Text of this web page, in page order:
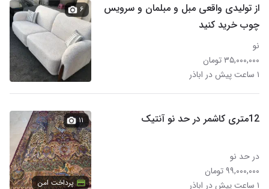
از تولیدی واقعی مبل و مبلمان و سرویس
چوب خرید کنید
نو
۳۵,۰۰۰,۰۰۰ تومان
۱ ساعت پیش در اباذر
۶
12متری کاشمر در حد نو آنتیک
در حد نو
۹۹,۰۰۰,۰۰۰ تومان
۱ ساعت پیش در اباذر
۱۱
پرداخت امن